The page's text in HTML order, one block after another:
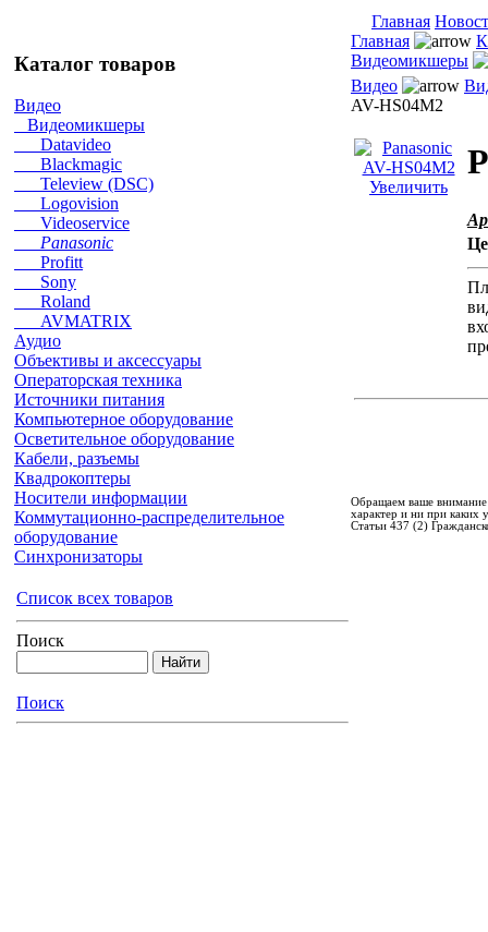
Главная
Каталог товаров
Видео
Видеомикшеры
Datavideo
Blackmagic
Teleview (DSC)
Logovision
Videoservice
Panasonic
Profitt
Sony
Roland
AVMATRIX
Аудио
Объективы и аксессуары
Операторская техника
Источники питания
Компьютерное оборудование
Осветительное оборудование
Кабели, разъемы
Квадрокоптеры
Носители информации
Коммутационно-распределительное
оборудование
Синхронизаторы
Список всех товаров
Поиск
Поиск
Главная
Видеомикшеры
Видео
AV-HS04M2
Увеличить
Обращаем ваше
характер и ни при каких
Статьи 437 (2)